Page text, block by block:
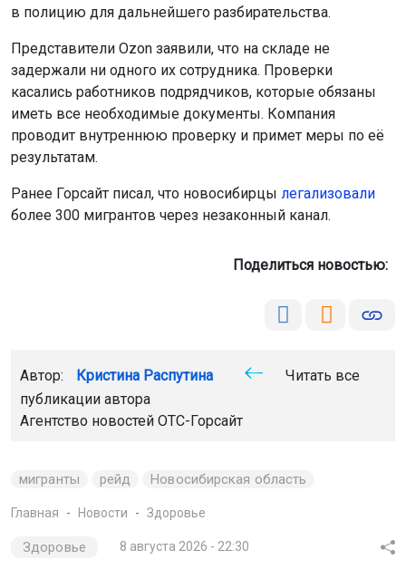
в полицию для дальнейшего разбирательства.
Представители Ozon заявили, что на складе не
задержали ни одного их сотрудника. Проверки
касались работников подрядчиков, которые обязаны
иметь все необходимые документы. Компания
проводит внутреннюю проверку и примет меры по её
результатам.
Ранее Горсайт писал, что новосибирцы легализовали
более 300 мигрантов через незаконный канал.
Поделиться новостью:
Автор: Кристина Распутина
Читать все
публикации автора
Агентство новостей ОТС-Горсайт
мигранты рейд Новосибирская область
Главная Новости Здоровье
Здоровье 8 августа 2026 - 22:30